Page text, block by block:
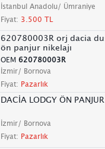
İstanbul Anadolu/ Ümraniye
Fiyat: 3.500 TL
620780003R orj dacia
ön panjur nikelajı
OEM 620780003R
İzmir/ Bornova
Fiyat: Pazarlık
DACİA LODGY ÖN PANJUR
İzmir/ Bornova
Fiyat: Pazarlık